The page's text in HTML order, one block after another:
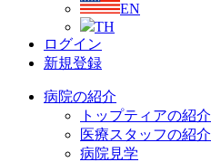
EN
TH
ログイン
新規登録
病院の紹介
トップティアの紹介
医療スタッフの紹介
病院見学